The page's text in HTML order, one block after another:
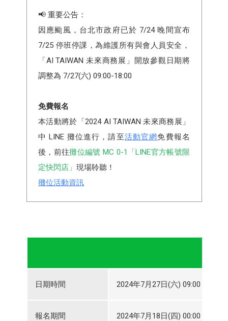
📢 重要公告：
因應颱風，台北市政府已於 7/24 晚間宣布
7/25 停班停課，為維護所有與會人員安全，
「AI TAIWAN 未來商務展」開放參觀日期將
調整為 7/27(六) 09:00-18:00
免費報名
本活動將於「2024 AI TAIWAN 未來商務展」
中 LINE 攤位進行，請至活動官網免費報名
後，前往攤位編號 MC 0-1「LINE官方帳號限
定快閃店」 現場聆聽！
攤位活動資訊
日期時間 2024年7月27日(六) 09:00～2024
報名期間 2024年7月18日(四) 00:00～2024